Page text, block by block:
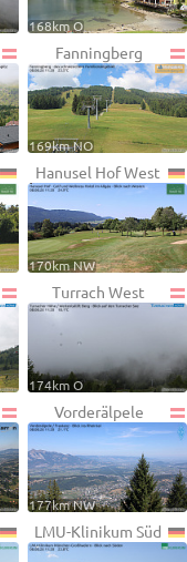
168km O
Fanningberg
169km NO
Hanusel Hof West
170km NW
Turrach West
174km O
Vorderälpele
177km NW
LMU-Klinikum Süd